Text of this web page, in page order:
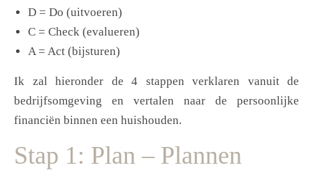
D = Do (uitvoeren)
C = Check (evalueren)
A = Act (bijsturen)
Ik zal hieronder de 4 stappen verklaren vanuit de
bedrijfsomgeving en vertalen naar de persoonlijke
financiën binnen een huishouden.
Stap 1: Plan – Plannen